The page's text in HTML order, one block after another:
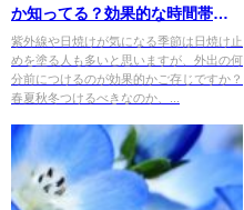
か知ってる？効果的な時間帯と
は
紫外線や日焼けが気になる季節は日焼け止
めを塗る人も多いと思いますが、外出の何
分前につけるのが効果的かご存じですか？
春夏秋冬つけるべきなのか、...